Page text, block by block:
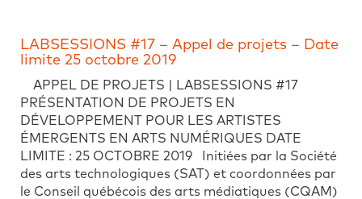
LABSESSIONS #17 – Appel de projets – Date
limite 25 octobre 2019
APPEL DE PROJETS | LABSESSIONS #17
PRÉSENTATION DE PROJETS EN
DÉVELOPPEMENT POUR LES ARTISTES
ÉMERGENTS EN ARTS NUMÉRIQUES DATE
LIMITE : 25 OCTOBRE 2019 Initiées par la Société
des arts technologiques (SAT) et coordonnées par
le Conseil québécois des arts médiatiques (CQAM)